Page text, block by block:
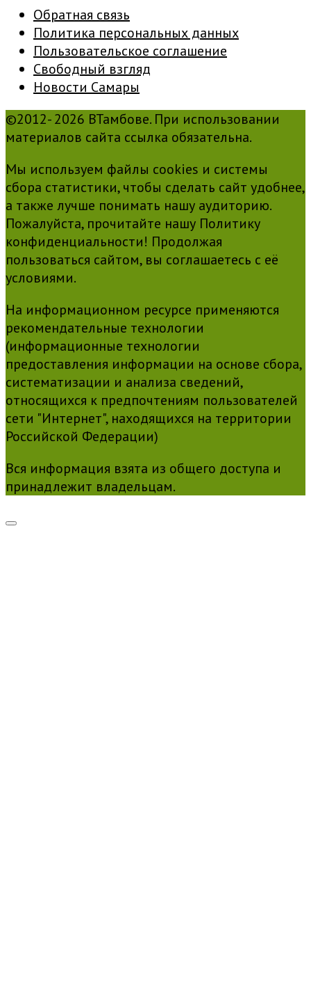
Обратная связь
Политика персональных данных
Пользовательское соглашение
Свободный взгляд
Новости Самары
©2012- 2026 ВТамбове. При использовании
материалов сайта ссылка обязательна.
Мы используем файлы cookies и системы
сбора статистики, чтобы сделать сайт удобнее,
а также лучше понимать нашу аудиторию.
Пожалуйста, прочитайте нашу Политику
конфиденциальности! Продолжая
пользоваться сайтом, вы соглашаетесь с её
условиями.
На информационном ресурсе применяются
рекомендательные технологии
(информационные технологии
предоставления информации на основе сбора,
систематизации и анализа сведений,
относящихся к предпочтениям пользователей
сети "Интернет", находящихся на территории
Российской Федерации)
Вся информация взята из общего доступа и
принадлежит владельцам.